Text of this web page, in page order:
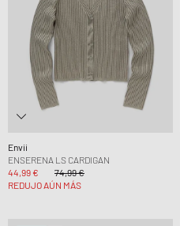
Envii
ENSERENA LS CARDIGAN
44,99 €
74,99 €
REDUJO AÚN MÁS